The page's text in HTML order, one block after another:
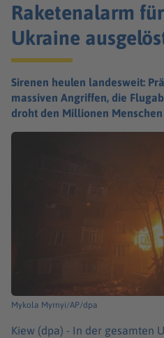
Raketenalarm
Ukraine
Sirenen heulen landesweit:
massiven Angriffen, die
droht den Millionen
Mykola Myrnyi/AP/dpa
Kiew (dpa) - In der gesamten